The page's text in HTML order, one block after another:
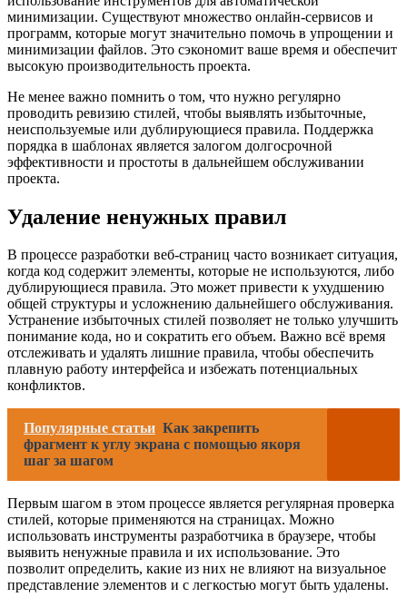
минимизации. Существуют множество онлайн-сервисов и
программ, которые могут значительно помочь в упрощении и
минимизации файлов. Это сэкономит ваше время и обеспечит
высокую производительность проекта.
Не менее важно помнить о том, что нужно регулярно
проводить ревизию стилей, чтобы выявлять избыточные,
неиспользуемые или дублирующиеся правила. Поддержка
порядка в шаблонах является залогом долгосрочной
эффективности и простоты в дальнейшем обслуживании
проекта.
Удаление ненужных правил
В процессе разработки веб-страниц часто возникает ситуация,
когда код содержит элементы, которые не используются, либо
дублирующиеся правила. Это может привести к ухудшению
общей структуры и усложнению дальнейшего обслуживания.
Устранение избыточных стилей позволяет не только улучшить
понимание кода, но и сократить его объем. Важно всё время
отслеживать и удалять лишние правила, чтобы обеспечить
плавную работу интерфейса и избежать потенциальных
конфликтов.
Популярные статьи Как закрепить
фрагмент к углу экрана с помощью якоря
шаг за шагом
Первым шагом в этом процессе является регулярная проверка
стилей, которые применяются на страницах. Можно
использовать инструменты разработчика в браузере, чтобы
выявить ненужные правила и их использование. Это
позволит определить, какие из них не влияют на визуальное
представление элементов и с легкостью могут быть удалены.